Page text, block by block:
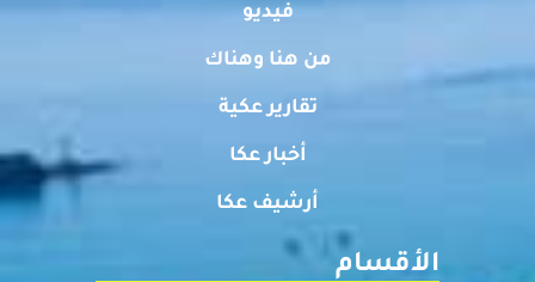
فيديو
من هنا وهناك
تقارير عكية
أخبار عكا
أرشيف عكا
الأقسام